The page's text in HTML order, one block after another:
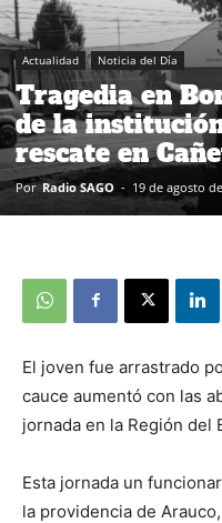
Actualidad Noticia del Día
Tragedia en
de la
rescate en
Por Radio SAGO - 19 de agosto
El joven fue arrastrado
cauce aumentó con las
jornada en la Región del
Esta jornada un
la providencia de